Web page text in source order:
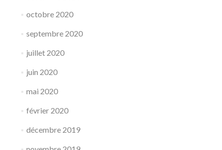
octobre 2020
septembre 2020
juillet 2020
juin 2020
mai 2020
février 2020
décembre 2019